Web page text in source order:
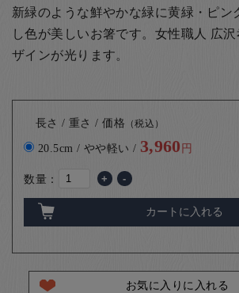
新緑のような鮮やかな緑に黄緑・ピン
し色が美しいお箸です。女性職人 広
ザインが光ります。
長さ / 重さ / 価格 （税込）
20.5cm / やや軽い / 3,960 円
数量： + -
カートに入れる
お気に入りに入れる